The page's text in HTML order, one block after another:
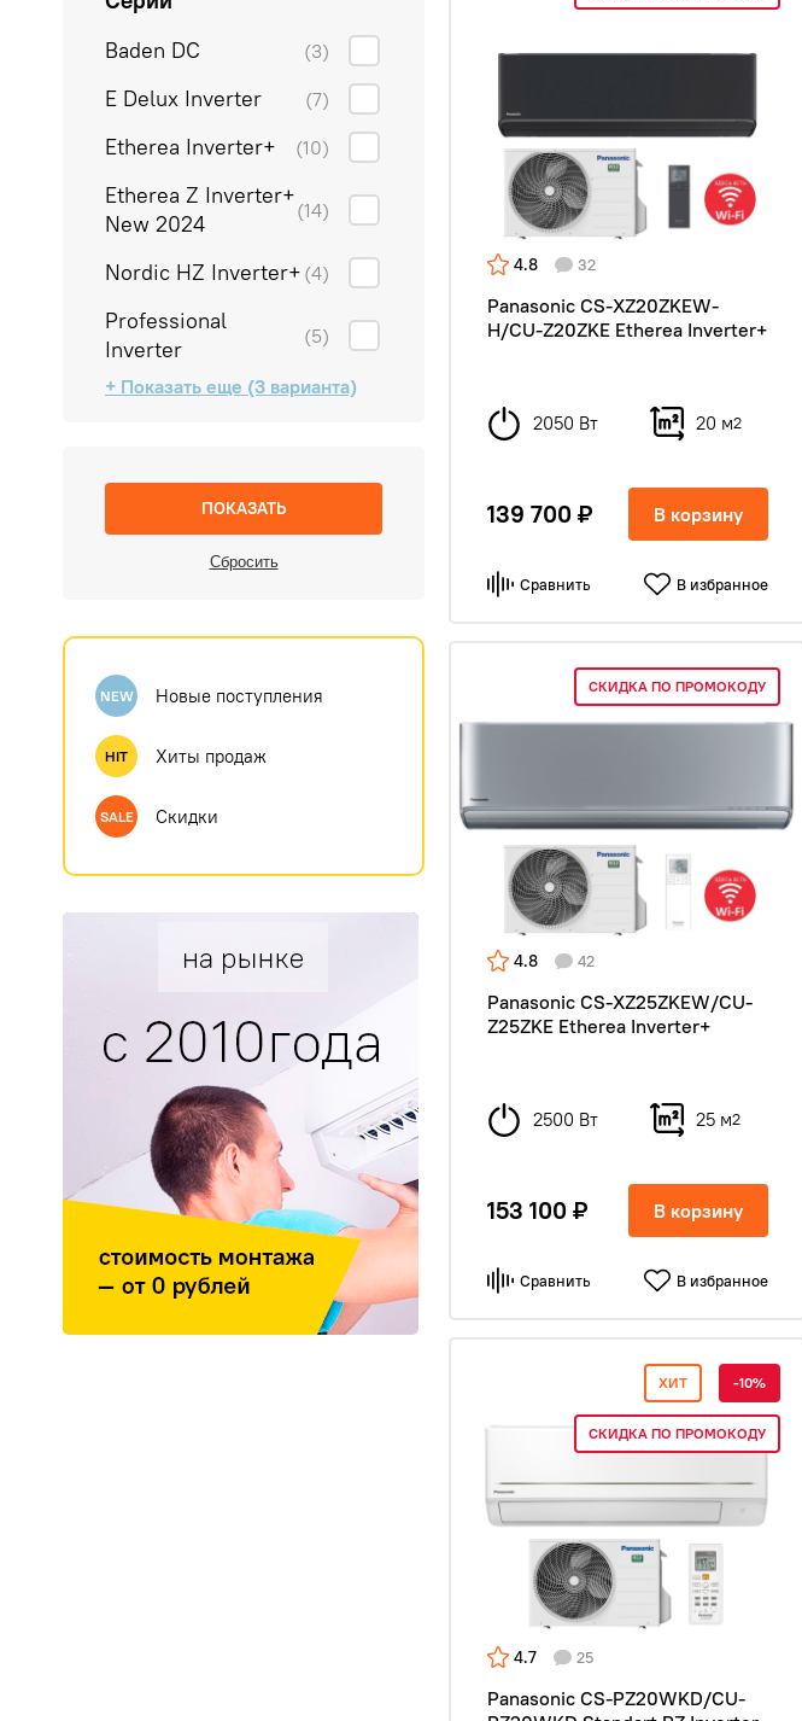
Baden DC (3)
E Delux Inverter (7)
Etherea Inverter+ (10)
Etherea Z Inverter+
New 2024
(14)
Nordic HZ Inverter+ (4)
Professional
Inverter
(5)
Standart PZ Inverter(4)
TZ Super-Compact
TZ Super-Compact
+ Показать еще (3 варианта)
NEW Новые поступления
HIT Хиты продаж
SALE Скидки
4.8 32
Panasonic CS-XZ20ZKEW-
H/CU-Z20ZKE Etherea Inverter+
2050 Вт 20 м2
139 700 ₽ В корзину
Сравнить В избранное
СКИДКА ПО ПРОМОКОДУ
4.8 42
Panasonic CS-XZ25ZKEW/CU-
Z25ZKE Etherea Inverter+
2500 Вт 25 м2
153 100 ₽ В корзину
Сравнить В избранное
ХИТ -10%
СКИДКА ПО ПРОМОКОДУ
4.7 25
Panasonic CS-PZ20WKD/CU-